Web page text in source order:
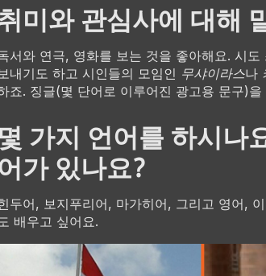
미와 관심사에 대해
서와 연극, 영화를 보는 것을 좋아해요. 시
보내기도 하고 시인들의 모임인 무샤이라스나
죠. 징글(몇 단어로 이루어진 광고용 문구)
몇 가지 언어를 하시나
가 있나요?
두어, 보지푸리어, 마가히어, 그리고 영어,
배우고 싶어요.